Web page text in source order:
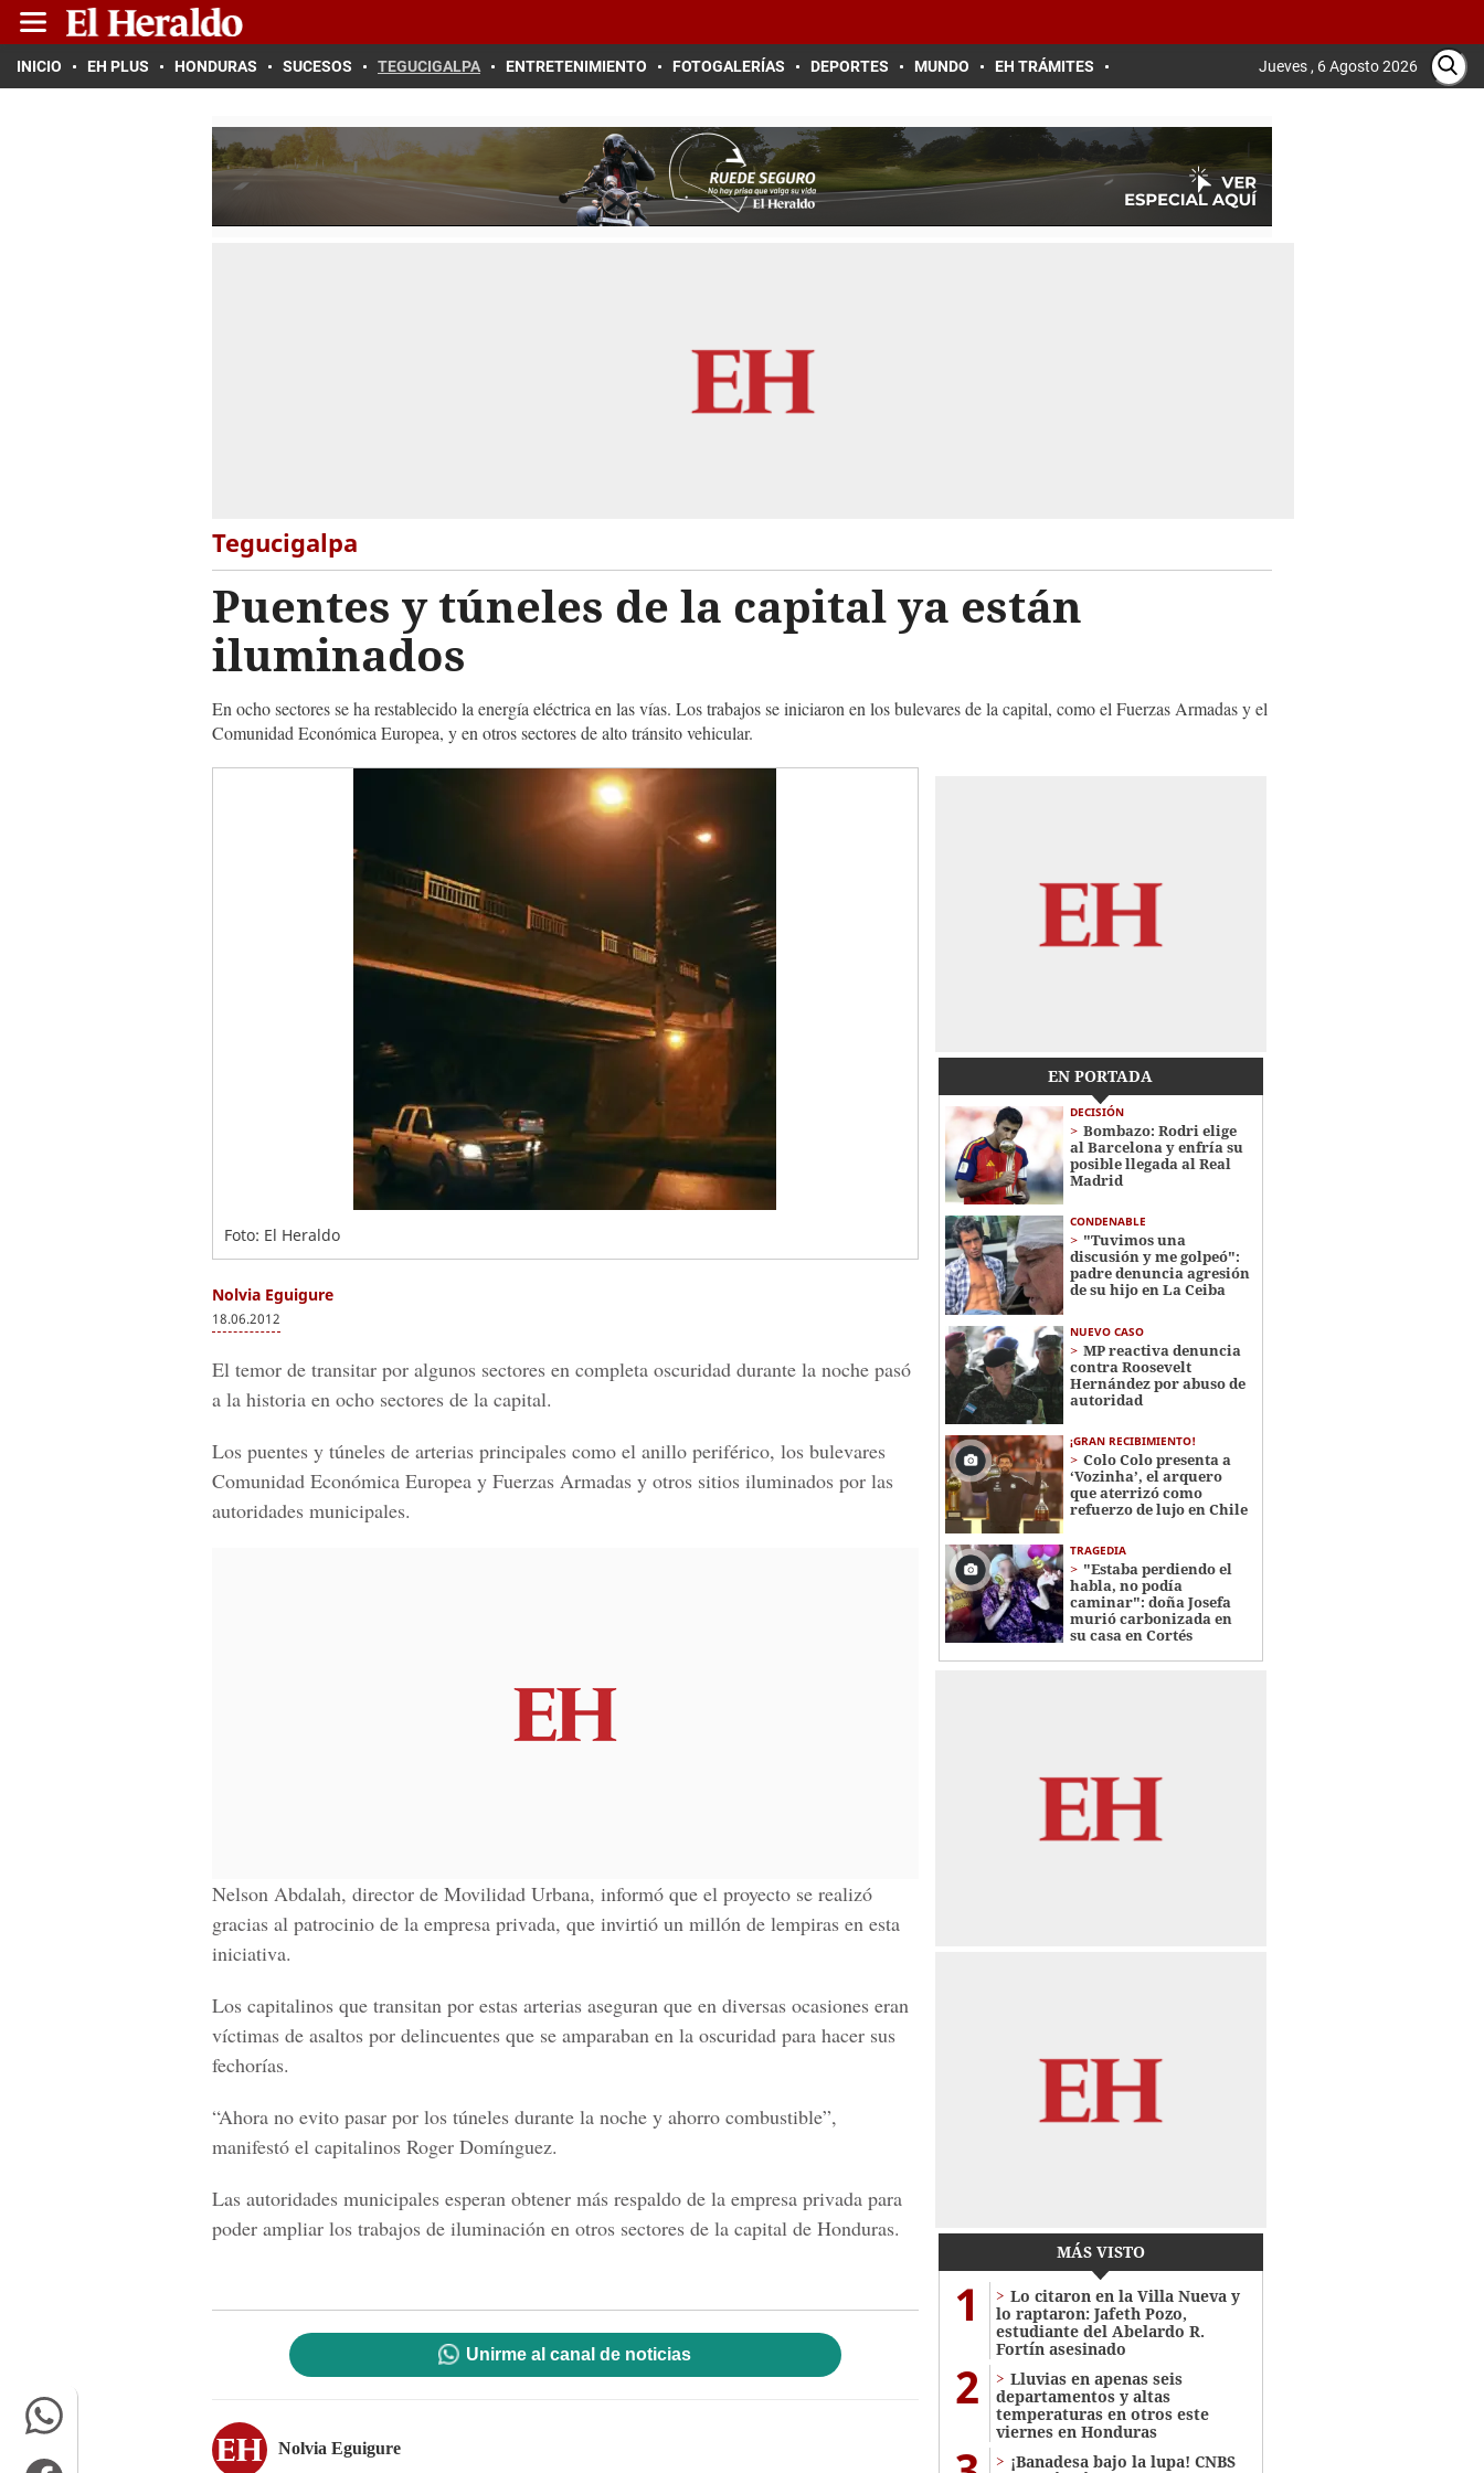
INICIO EH PLUS HONDURAS SUCESOS TEGUCIGALPA ENTRETENIMIENTO FOTOGALERÍAS DEPORTES MUNDO EH TRÁMITES Jueves , 6 Agosto 2026
Tegucigalpa
Puentes y túneles de la capital ya están
iluminados
En ocho sectores se ha restablecido la energía eléctrica en las vías. Los trabajos se iniciaron en los bulevares de la capital, como el Fuerzas Armadas y el
Comunidad Económica Europea, y en otros sectores de alto tránsito vehicular.
Foto: El Heraldo
Nolvia Eguigure
18.06.2012
El temor de transitar por algunos sectores en completa oscuridad durante la noche pasó
a la historia en ocho sectores de la capital.
Los puentes y túneles de arterias principales como el anillo periférico, los bulevares
Comunidad Económica Europea y Fuerzas Armadas y otros sitios iluminados por las
autoridades municipales.
Nelson Abdalah, director de Movilidad Urbana, informó que el proyecto se realizó
gracias al patrocinio de la empresa privada, que invirtió un millón de lempiras en esta
iniciativa.
Los capitalinos que transitan por estas arterias aseguran que en diversas ocasiones eran
víctimas de asaltos por delincuentes que se amparaban en la oscuridad para hacer sus
fechorías.
“Ahora no evito pasar por los túneles durante la noche y ahorro combustible”,
manifestó el capitalinos Roger Domínguez.
Las autoridades municipales esperan obtener más respaldo de la empresa privada para
poder ampliar los trabajos de iluminación en otros sectores de la capital de Honduras.
Unirme al canal de noticias
Nolvia Eguigure
EN PORTADA
DECISIÓN
Bombazo: Rodri elige
al Barcelona y enfría su
posible llegada al Real
Madrid
CONDENABLE
"Tuvimos una
discusión y me golpeó":
padre denuncia agresión
de su hijo en La Ceiba
NUEVO CASO
MP reactiva denuncia
contra Roosevelt
Hernández por abuso de
autoridad
¡GRAN RECIBIMIENTO!
Colo Colo presenta a
‘Vozinha’, el arquero
que aterrizó como
refuerzo de lujo en Chile
TRAGEDIA
"Estaba perdiendo el
habla, no podía
caminar": doña Josefa
murió carbonizada en
su casa en Cortés
MÁS VISTO
1
Lo citaron en la Villa Nueva y
lo raptaron: Jafeth Pozo,
estudiante del Abelardo R.
Fortín asesinado
2
Lluvias en apenas seis
departamentos y altas
temperaturas en otros este
viernes en Honduras
¡Banadesa bajo la lupa! CNBS